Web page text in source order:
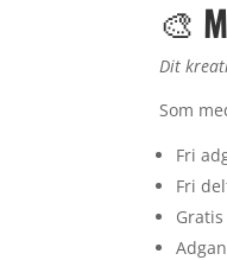
🎨
Dit
Som
Fri
Fri